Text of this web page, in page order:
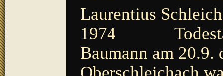
Laurentius
1974 Todestag
Baumann am 20.9.
Oberschleichach